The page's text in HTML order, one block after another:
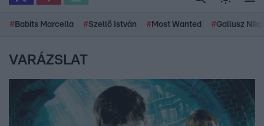
# Babits Marcella #Szellő István # Most Wanted #Gallusz
VARÁZSLAT